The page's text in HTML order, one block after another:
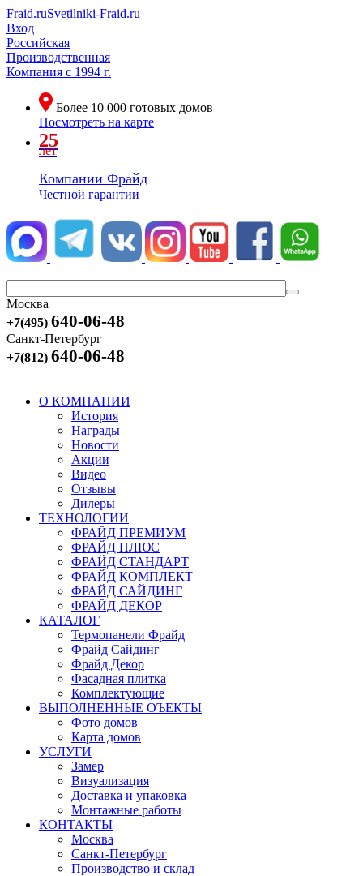
Fraid.ruSvetilniki-Fraid.ru
Вход
Российская
Производственная
Компания с 1994 г.
Более 10 000 готовых домов
Посмотреть на карте
25
лет
Компании Фрайд
Честной гарантии
Москва
+7(495) 640-06-48
Санкт-Петербург
+7(812) 640-06-48
О КОМПАНИИ
История
Награды
Новости
Акции
Видео
Отзывы
Дилеры
ТЕХНОЛОГИИ
ФРАЙД ПРЕМИУМ
ФРАЙД ПЛЮС
ФРАЙД СТАНДАРТ
ФРАЙД КОМПЛЕКТ
ФРАЙД САЙДИНГ
ФРАЙД ДЕКОР
КАТАЛОГ
Термопанели Фрайд
Фрайд Сайдинг
Фрайд Декор
Фасадная плитка
Комплектующие
ВЫПОЛНЕННЫЕ ОЪЕКТЫ
Фото домов
Карта домов
УСЛУГИ
Замер
Визуализация
Доставка и упаковка
Монтажные работы
КОНТАКТЫ
Москва
Санкт-Петербург
Производство и склад